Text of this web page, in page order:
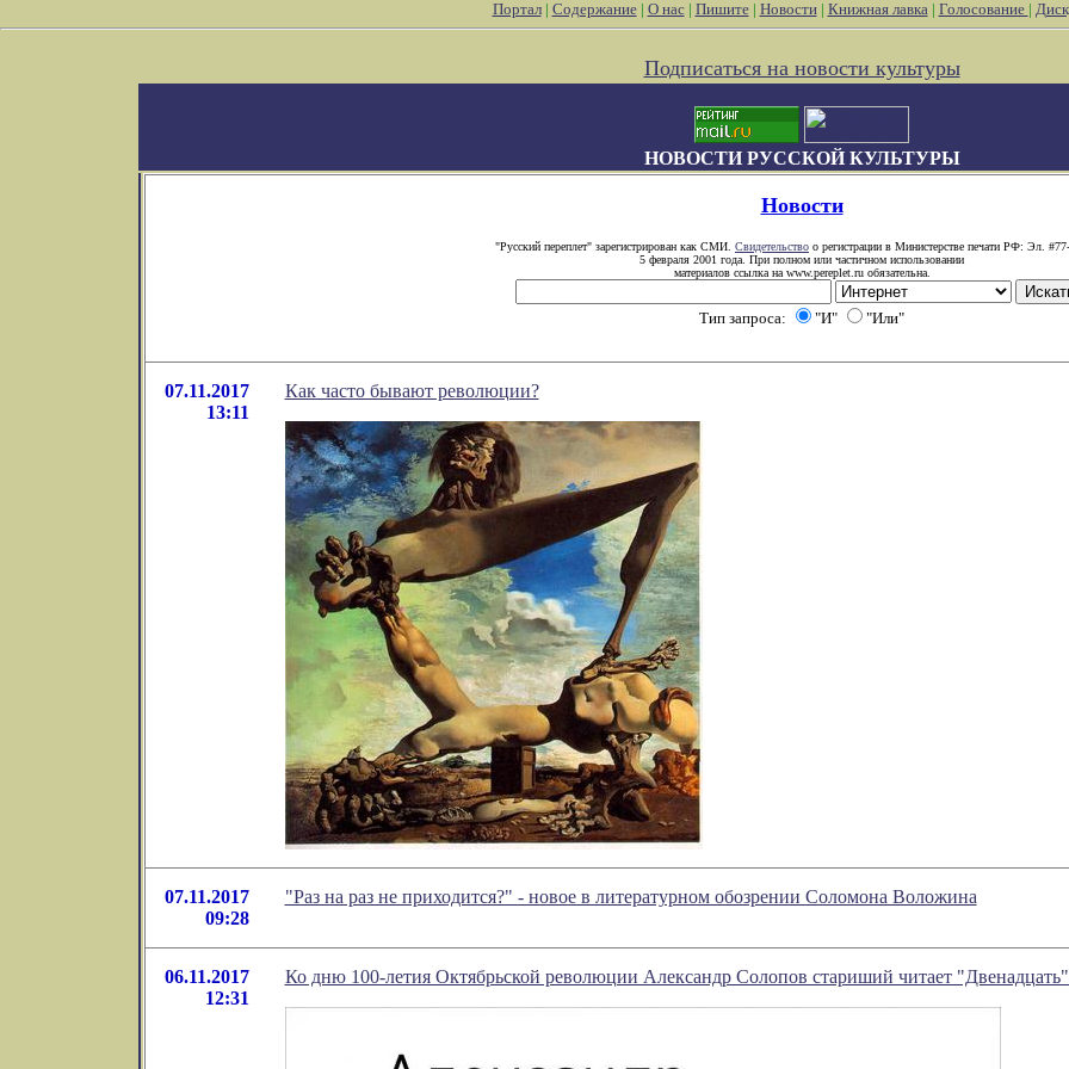
Портал| Содержание| О нас| Пишите| Новости| Книжная лавка| Голосование |
Подписаться на новости культуры
НОВОСТИ РУССКОЙ КУЛЬТУРЫ
Новости
"Русский переплет" зарегистрирован как СМИ. Свидетельство о регистрации в Министерстве печати РФ: Эл.
5 февраля 2001 года. При полном или частичном использовании
материалов ссылка на www.pereplet.ru обязательна.
Тип запроса: "И" "Или"
07.11.2017
13:11
Как часто бывают революции?
07.11.2017
09:28
"Раз на раз не приходится?" - новое в литературном обозрении Соломона Воложина
06.11.2017
12:31
Ко дню 100-летия Октябрьской революции Александр Солопов стариший читает